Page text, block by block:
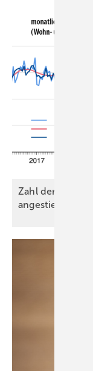
Zahl der
angestiegen